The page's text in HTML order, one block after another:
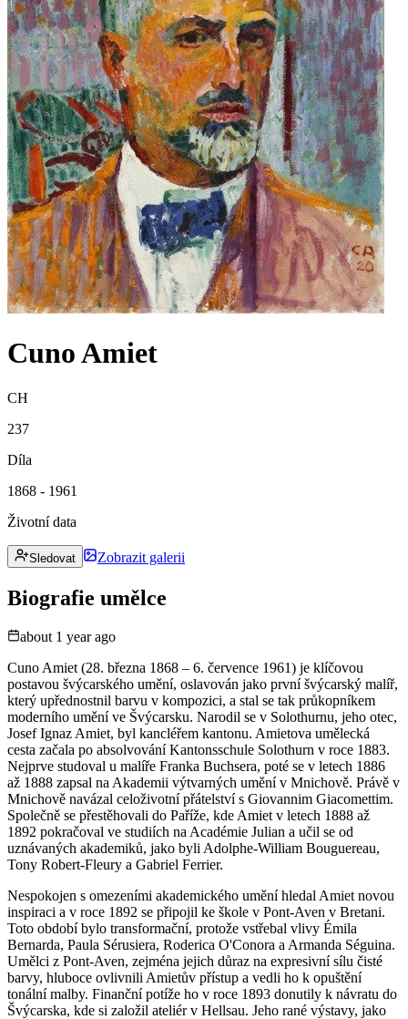
Cuno Amiet
CH
237
Díla
1868 - 1961
Životní data
Sledovat Zobrazit galerii
Biografie umělce
about 1 year ago
Cuno Amiet (28. března 1868 – 6. července 1961) je klíčovou
postavou švýcarského umění, oslavován jako první švýcarský malíř,
který upřednostnil barvu v kompozici, a stal se tak průkopníkem
moderního umění ve Švýcarsku. Narodil se v Solothurnu, jeho otec,
Josef Ignaz Amiet, byl kancléřem kantonu. Amietova umělecká
cesta začala po absolvování Kantonsschule Solothurn v roce 1883.
Nejprve studoval u malíře Franka Buchsera, poté se v letech 1886
až 1888 zapsal na Akademii výtvarných umění v Mnichově. Právě v
Mnichově navázal celoživotní přátelství s Giovannim Giacomettim.
Společně se přestěhovali do Paříže, kde Amiet v letech 1888 až
1892 pokračoval ve studiích na Académie Julian a učil se od
uznávaných akademiků, jako byli Adolphe-William Bouguereau,
Tony Robert-Fleury a Gabriel Ferrier.
Nespokojen s omezeními akademického umění hledal Amiet novou
inspiraci a v roce 1892 se připojil ke škole v Pont-Aven v Bretani.
Toto období bylo transformační, protože vstřebal vlivy Émila
Bernarda, Paula Sérusiera, Roderica O'Conora a Armanda Séguina.
Umělci z Pont-Aven, zejména jejich důraz na expresivní sílu čisté
barvy, hluboce ovlivnili Amietův přístup a vedli ho k opuštění
tonální malby. Finanční potíže ho v roce 1893 donutily k návratu do
Švýcarska, kde si založil ateliér v Hellsau. Jeho rané výstavy, jako